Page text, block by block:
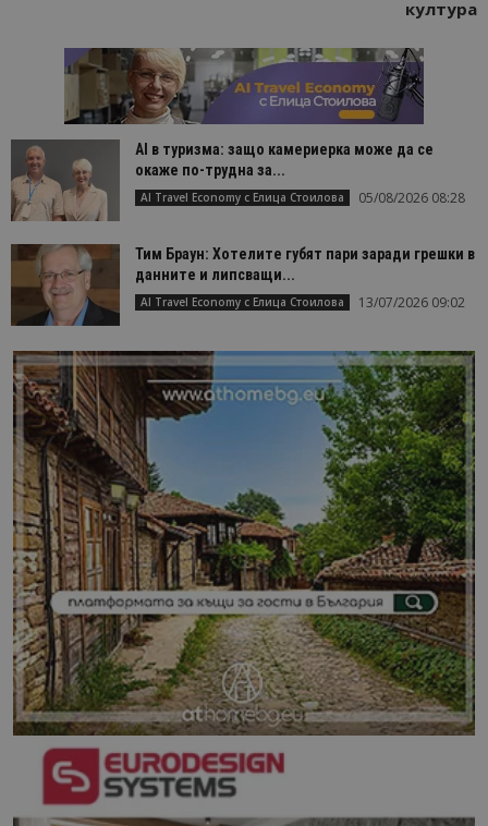
култура
AI в туризма: защо камериерка може да се
окаже по-трудна за...
AI Travel Economy с Елица Стоилова 05/08/2026 08:28
Тим Браун: Хотелите губят пари заради грешки в
данните и липсващи...
AI Travel Economy с Елица Стоилова 13/07/2026 09:02